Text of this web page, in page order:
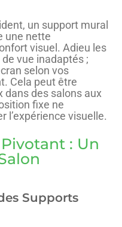
un support mural
une nette
visuel. Adieu les
vue inadaptés ;
selon vos
Cela peut être
des salons aux
fixe ne
l’expérience visuelle.
: Un
Supports